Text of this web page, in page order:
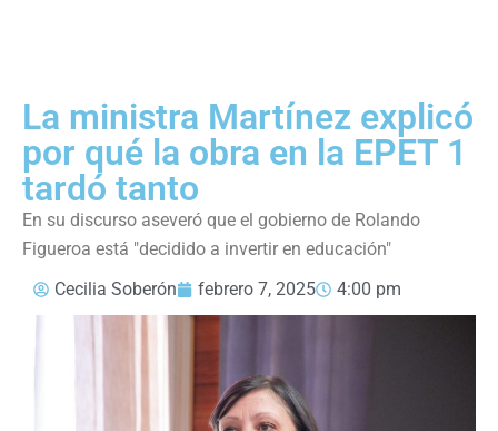
La ministra Martínez explicó
por qué la obra en la EPET 1
tardó tanto
En su discurso aseveró que el gobierno de Rolando
Figueroa está "decidido a invertir en educación"
Cecilia Soberón
febrero 7, 2025 4:00 pm